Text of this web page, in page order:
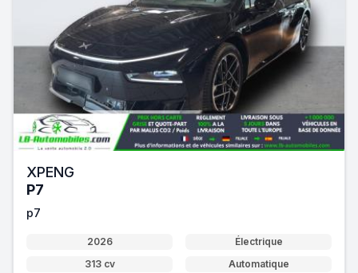
XPENG
P7
p7
2026
Électrique
313 cv
Automatique